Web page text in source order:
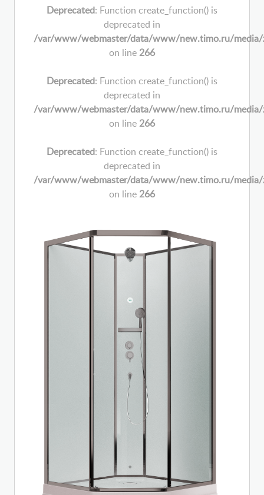
Deprecated: Function create_function() is
deprecated in
/var/www/webmaster/data/www/new.timo.ru/media/
on line 266
Deprecated: Function create_function() is
deprecated in
/var/www/webmaster/data/www/new.timo.ru/media/
on line 266
Deprecated: Function create_function() is
deprecated in
/var/www/webmaster/data/www/new.timo.ru/media/
on line 266